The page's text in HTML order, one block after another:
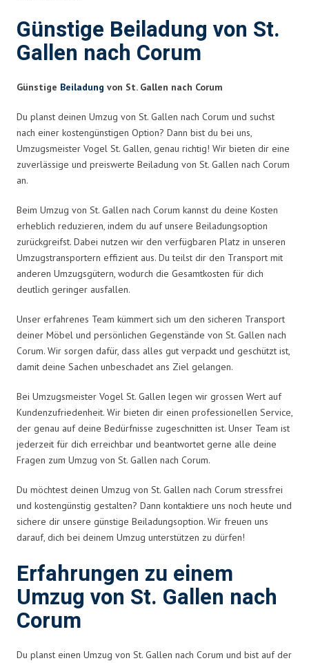
Günstige Beiladung von St.
Gallen nach Corum
Günstige Beiladung von St. Gallen nach Corum
Du planst deinen Umzug von St. Gallen nach Corum und suchst
nach einer kostengünstigen Option? Dann bist du bei uns,
Umzugsmeister Vogel St. Gallen, genau richtig! Wir bieten dir eine
zuverlässige und preiswerte Beiladung von St. Gallen nach Corum
an.
Beim Umzug von St. Gallen nach Corum kannst du deine Kosten
erheblich reduzieren, indem du auf unsere Beiladungsoption
zurückgreifst. Dabei nutzen wir den verfügbaren Platz in unseren
Umzugstransportern effizient aus. Du teilst dir den Transport mit
anderen Umzugsgütern, wodurch die Gesamtkosten für dich
deutlich geringer ausfallen.
Unser erfahrenes Team kümmert sich um den sicheren Transport
deiner Möbel und persönlichen Gegenstände von St. Gallen nach
Corum. Wir sorgen dafür, dass alles gut verpackt und geschützt ist,
damit deine Sachen unbeschadet ans Ziel gelangen.
Bei Umzugsmeister Vogel St. Gallen legen wir grossen Wert auf
Kundenzufriedenheit. Wir bieten dir einen professionellen Service,
der genau auf deine Bedürfnisse zugeschnitten ist. Unser Team ist
jederzeit für dich erreichbar und beantwortet gerne alle deine
Fragen zum Umzug von St. Gallen nach Corum.
Du möchtest deinen Umzug von St. Gallen nach Corum stressfrei
und kostengünstig gestalten? Dann kontaktiere uns noch heute und
sichere dir unsere günstige Beiladungsoption. Wir freuen uns
darauf, dich bei deinem Umzug unterstützen zu dürfen!
Erfahrungen zu einem
Umzug von St. Gallen nach
Corum
Du planst einen Umzug von St. Gallen nach Corum und bist auf der